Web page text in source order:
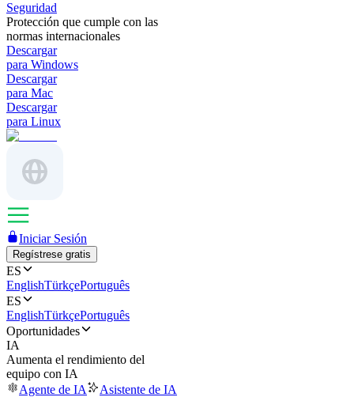
Seguridad
Protección que cumple con las
normas internacionales
Descargar
para Windows
Descargar
para Mac
Descargar
para Linux
Iniciar Sesión
Regístrese gratis
ES
EnglishTürkçePortuguês
ES
EnglishTürkçePortuguês
Oportunidades
IA
Aumenta el rendimiento del
equipo con IA
Agente de IA
Asistente de IA